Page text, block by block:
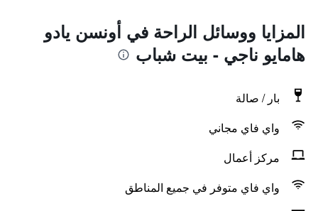
المزايا ووسائل الراحة في أونسن يادو
هامايو ناجي - بيت شباب
بار / صالة
واي فاي مجاني
مركز أعمال
واي فاي متوفر في جميع المناطق